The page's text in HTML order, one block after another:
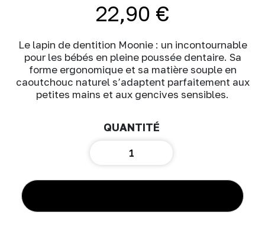
22,90 €
Le lapin de dentition Moonie : un incontournable
pour les bébés en pleine poussée dentaire. Sa
forme ergonomique et sa matière souple en
caoutchouc naturel s’adaptent parfaitement aux
petites mains et aux gencives sensibles.
–